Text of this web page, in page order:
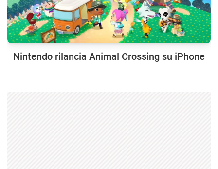
Nintendo rilancia Animal Crossing su iPhone